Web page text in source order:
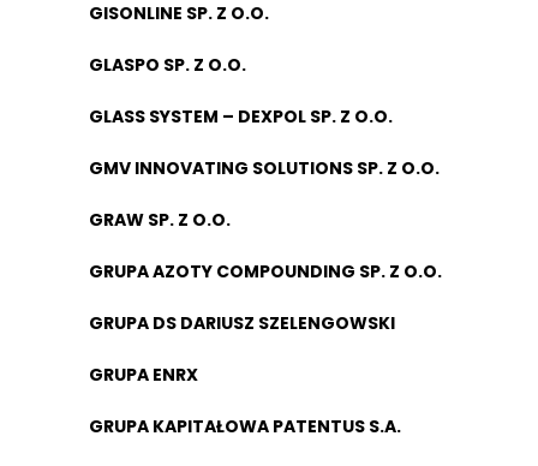
GISONLINE SP. Z O.O.
GLASPO SP. Z O.O.
GLASS SYSTEM – DEXPOL SP. Z O.O.
GMV INNOVATING SOLUTIONS SP. Z O.O.
GRAW SP. Z O.O.
GRUPA AZOTY COMPOUNDING SP. Z O.O.
GRUPA DS DARIUSZ SZELENGOWSKI
GRUPA ENRX
GRUPA KAPITAŁOWA PATENTUS S.A.